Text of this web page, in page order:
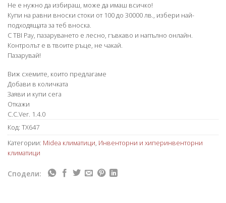
Не е нужно да избираш, може да имаш всичко!
Купи на равни вноски стоки от 100 до 30000 лв., избери най-
подходящата за теб вноска.
С TBI Pay, пазаруването е лесно, гъвкаво и напълно онлайн.
Контролът е в твоите ръце, не чакай.
Пазарувай!
Виж схемите, които предлагаме
Добави в количката
Заяви и купи сега
Откажи
C.C.Ver. 1.4.0
Код: TX647
Категории: Midea климатици, Инвенторни и хиперинвенторни
климатици
Сподели: